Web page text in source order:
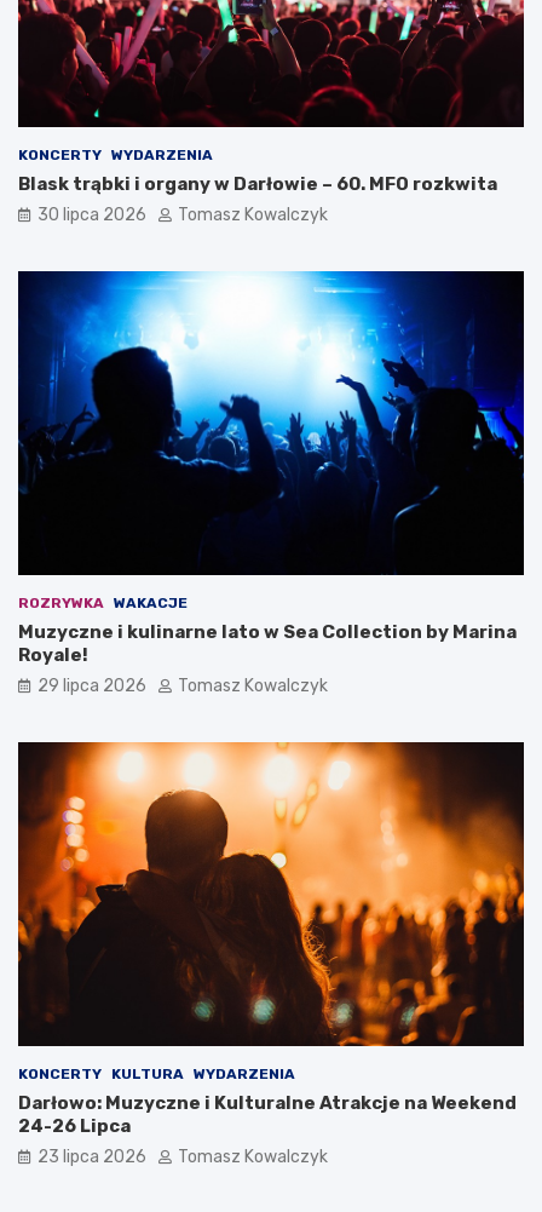
KONCERTY WYDARZENIA
Blask trąbki i organy w Darłowie – 60. MFO rozkwita
30 lipca 2026 Tomasz Kowalczyk
ROZRYWKA WAKACJE
Muzyczne i kulinarne lato w Sea Collection by Marina
Royale!
29 lipca 2026 Tomasz Kowalczyk
KONCERTY KULTURA WYDARZENIA
Darłowo: Muzyczne i Kulturalne Atrakcje na Weekend
24-26 Lipca
23 lipca 2026 Tomasz Kowalczyk